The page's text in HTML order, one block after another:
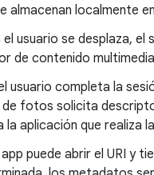
almacenan localmente
el usuario se desplaza,
de contenido
usuario completa la
fotos solicita
la aplicación que realiza
puede abrir el URI y